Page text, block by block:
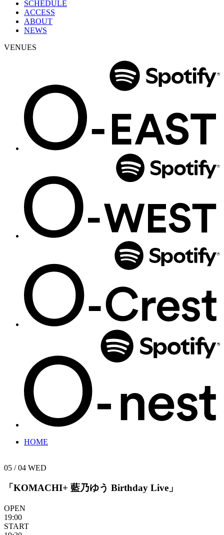
SCHEDULE
ACCESS
ABOUT
NEWS
VENUES
HOME
05 / 04 WED
「KOMACHI+ 藍乃ゆう Birthday Live」
OPEN
19:00
START